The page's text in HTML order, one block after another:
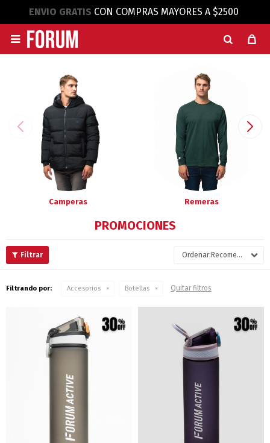
ENVIO GRATIS CON COMPRAS MAYORES A $2500

Camperas Remeras
PROMOCIONES
Recomendados
Filtrando por: Accesorios Botellas Quitar filtros